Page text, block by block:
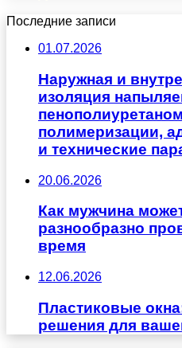
Последние записи
01.07.2026
Наружная и
изоляция
полимеризации,
и технические
20.06.2026
Как мужчина
разнообразно
время
12.06.2026
Пластиковые
решения для